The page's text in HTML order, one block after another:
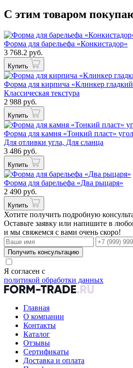
С этим товаром
Форма для барельефа «Конкистадор»
3 768.2 руб.
Купить
Форма для кирпича «Клинкер
Классическая текстура
2 988 руб.
Купить
Форма для камня «Тонкий пласт»
Для отливки угла, Для сланца
3 486 руб.
Купить
Форма для барельефа «Два рыцаря»
2 490 руб.
Купить
Хотите получить подробную
Оставьте заявку или напишите в
и мы свяжемся с вами очень скоро!
Получить консультацию
Я согласен с
политикой обработки данных
Главная
О компании
Контакты
Каталог
Отзывы
Сертификаты
Доставка и оплата